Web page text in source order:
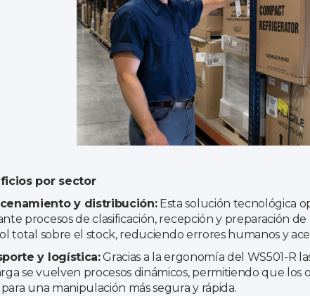
por sector
y distribución:Esta solución tecnológica
procesos de clasificación, recepción y preparación
total sobre el stock, reduciendo errores humanos y
y logística:Gracias a la ergonomía del WS501-R
se vuelven procesos dinámicos, permitiendo que los
para una manipulación más segura y rápida.